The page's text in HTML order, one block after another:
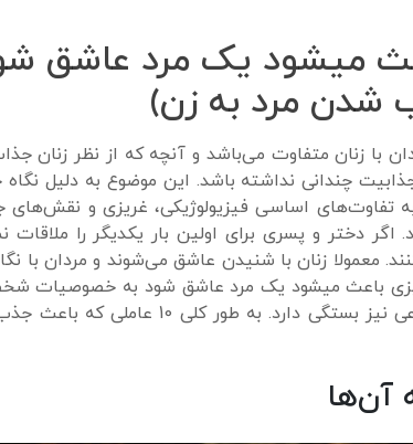
میشود یک مرد عاشق
با زنان متفاوت می‌باشد و آنچه که از نظر زنان
چندانی نداشته باشد. این موضوع به دلیل
تفاوت‌های اساسی فیزیولوژیکی، غریزی و نقش‌های
دختر و پسری برای اولین بار یکدیگر را ملاقات
معمولا زنان با شنیدن عاشق می‌شوند و مردان با
چیزی باعث میشود یک مرد عاشق شود به خصوصیات
شرایط خانوادگی و اجتماعی نیز بستگی دارد. به طور کلی 10
آن‌ها